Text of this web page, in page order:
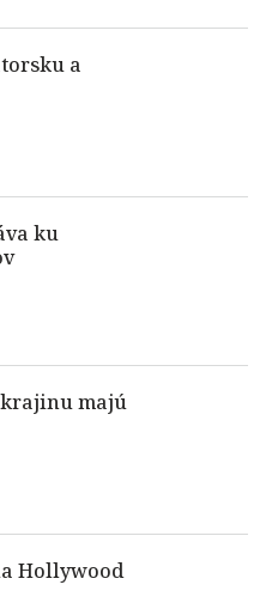
a
ku
majú
Hollywood